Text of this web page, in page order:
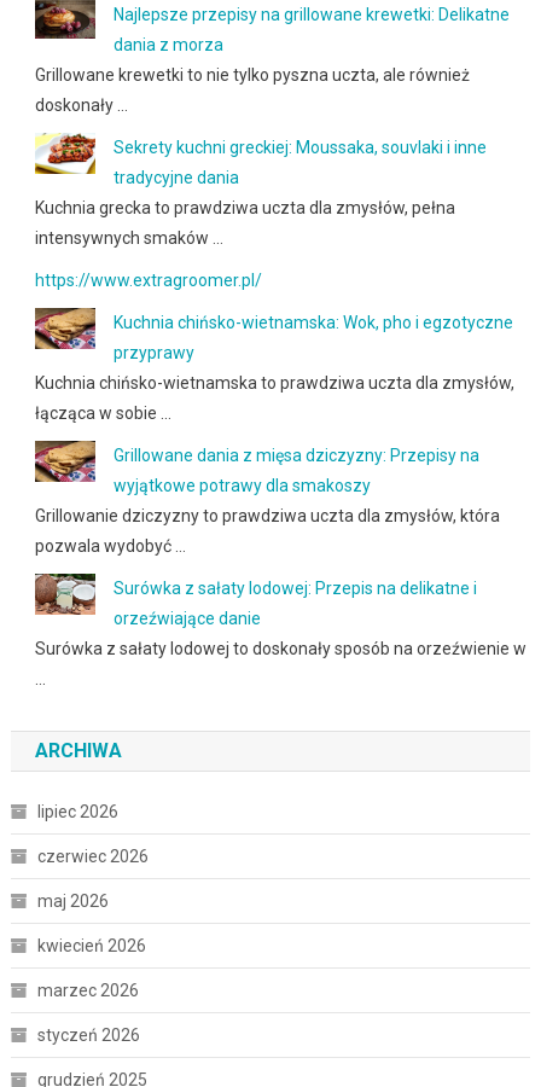
Najlepsze przepisy na grillowane krewetki: Delikatne
dania z morza
Grillowane krewetki to nie tylko pyszna uczta, ale również
doskonały …
Sekrety kuchni greckiej: Moussaka, souvlaki i inne
tradycyjne dania
Kuchnia grecka to prawdziwa uczta dla zmysłów, pełna
intensywnych smaków …
https://www.extragroomer.pl/
Kuchnia chińsko-wietnamska: Wok, pho i egzotyczne
przyprawy
Kuchnia chińsko-wietnamska to prawdziwa uczta dla zmysłów,
łącząca w sobie …
Grillowane dania z mięsa dziczyzny: Przepisy na
wyjątkowe potrawy dla smakoszy
Grillowanie dziczyzny to prawdziwa uczta dla zmysłów, która
pozwala wydobyć …
Surówka z sałaty lodowej: Przepis na delikatne i
orzeźwiające danie
Surówka z sałaty lodowej to doskonały sposób na orzeźwienie w
…
ARCHIWA
lipiec 2026
czerwiec 2026
maj 2026
kwiecień 2026
marzec 2026
styczeń 2026
grudzień 2025